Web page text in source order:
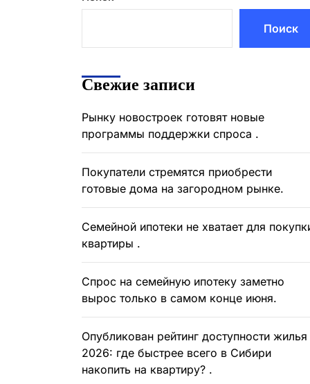
Поиск
Свежие записи
Рынку новостроек готовят новые
программы поддержки спроса .
Покупатели стремятся приобрести
готовые дома на загородном рынке.
Семейной ипотеки не хватает для
квартиры .
Спрос на семейную ипотеку заметно
вырос только в самом конце июня.
Опубликован рейтинг доступности жилья
2026: где быстрее всего в Сибири
накопить на квартиру? .